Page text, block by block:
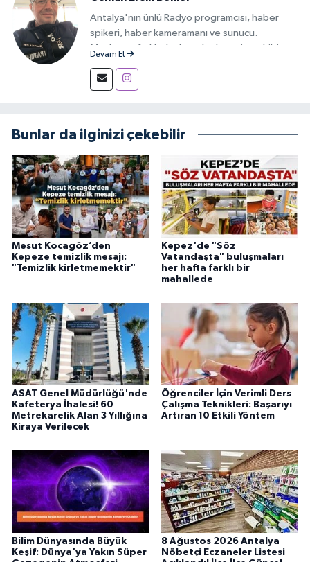
Antalya'nın ünlü Radyo programcısı, haber
spikeri, haber kameramanı ve sunucu.
Medyanın farklı alanlarında deneyim sahibi,
yayıncı.
Devam Et
Bunlar da ilginizi çekebilir
Mesut Kocagöz’den
Kepeze temizlik mesajı:
"Temizlik kirletmemektir"
Kepez'de "Söz
Vatandaşta" buluşmaları
her hafta farklı bir
mahallede
ASAT Genel Müdürlüğü'nde
Kafeterya İhalesi! 60
Metrekarelik Alan 3 Yıllığına
Kiraya Verilecek
Öğrenciler İçin Verimli Ders
Çalışma Teknikleri: Başarıyı
Artıran 10 Etkili Yöntem
Bilim Dünyasında Büyük
Keşif: Dünya'ya Yakın Süper
8 Ağustos 2026 Antalya
Nöbetçi Eczaneler Listesi